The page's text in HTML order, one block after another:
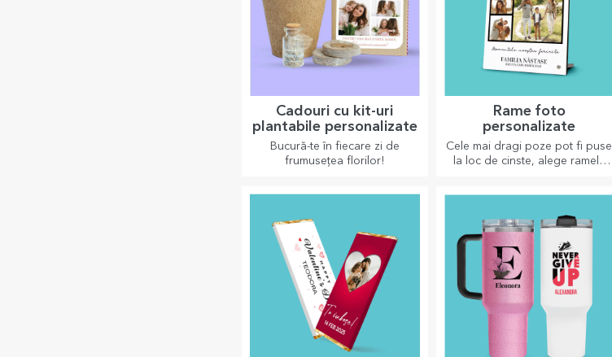
Cadouri cu kit-uri
plantabile personalizate
Bucură-te în fiecare zi de
frumusețea florilor!
Rame foto
personalizate
Cele mai dragi poze pot fi puse
la loc de cinste, alege ramele